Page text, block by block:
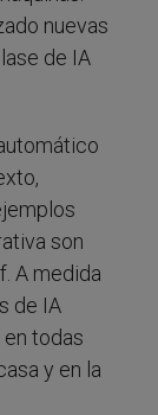
nuevas
de IA
son
A medida
de IA
todas
y en la